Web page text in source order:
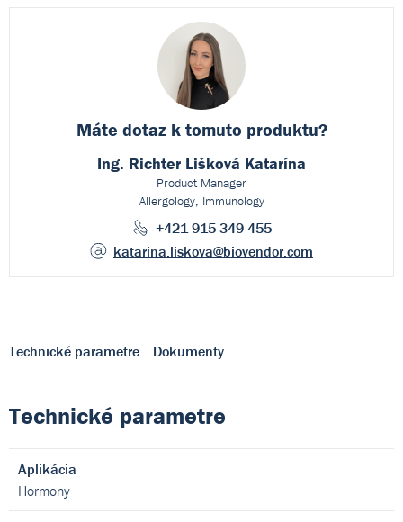
Máte dotaz k tomuto produktu?
Ing. Richter Lišková Katarína
Product Manager
Allergology, Immunology
+421 915 349 455
katarina.liskova@biovendor.com
Technické parametre Dokumenty
Technické parametre
Aplikácia
Hormony